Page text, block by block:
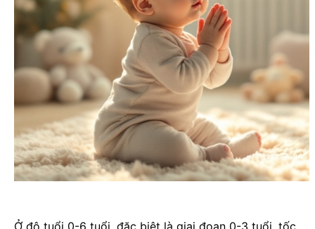
Ở độ tuổi 0-6 tuổi, đặc biệt là giai đoạn 0-3 tuổi, tốc